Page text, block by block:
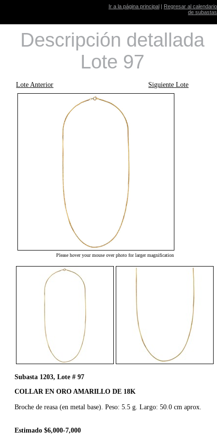
Ir a la página principal | Regresar al calendario
de subastas
Descripción detallada
Lote 97
Lote Anterior Siguiente Lote
Please hover your mouse over photo for larger magnification
Subasta 1203, Lote # 97
COLLAR EN ORO AMARILLO DE 18K
Broche de reasa (en metal base). Peso: 5.5 g. Largo: 50.0 cm aprox.
Estimado $6,000-7,000